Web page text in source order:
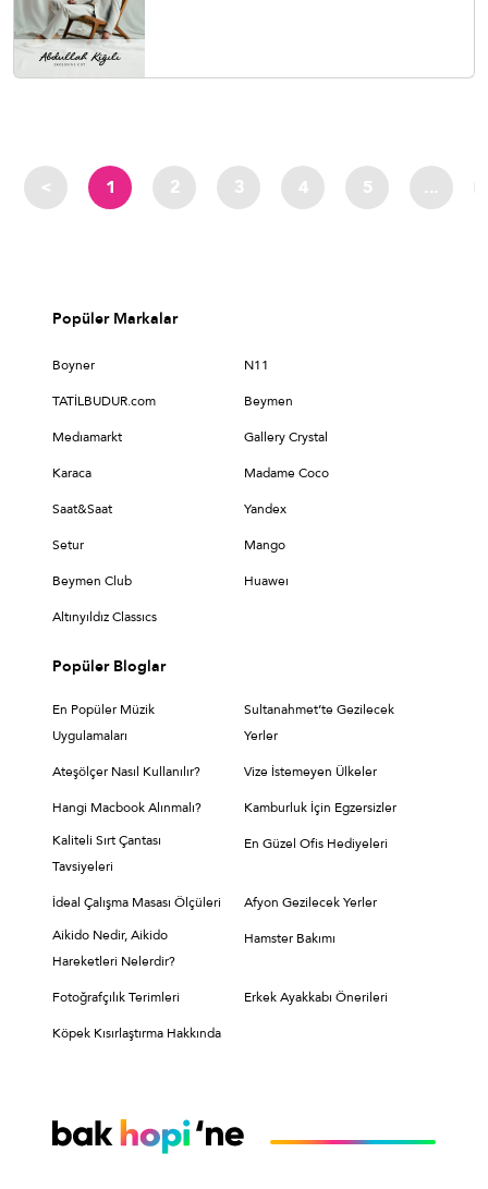
< 1 2 3 4 5 ...
Popüler Markalar
Boyner N11
TATİLBUDUR.com Beymen
Medıamarkt Gallery Crystal
Karaca Madame Coco
Saat&Saat Yandex
Setur Mango
Beymen Club Huaweı
Altınyıldız Classıcs
Popüler Bloglar
En Popüler Müzik
Uygulamaları
Sultanahmet’te Gezilecek
Yerler
Ateşölçer Nasıl Kullanılır? Vize İstemeyen Ülkeler
Hangi Macbook Alınmalı?
Kamburluk İçin Egzersizler
Kaliteli Sırt Çantası
Tavsiyeleri
En Güzel Ofis Hediyeleri
İdeal Çalışma Masası Ölçüleri
Afyon Gezilecek Yerler
Aikido Nedir, Aikido
Hareketleri Nelerdir?
Hamster Bakımı
Fotoğrafçılık Terimleri Erkek Ayakkabı Önerileri
Köpek Kısırlaştırma Hakkında